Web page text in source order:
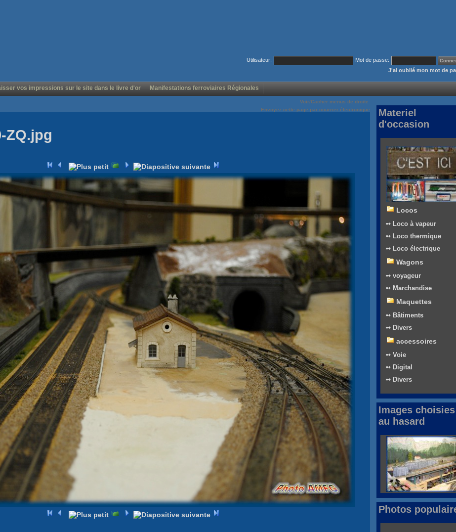
Utilisateur:
Mot de passe:
J'ai oublié mon mot de
vos impressions sur le site dans le livre d'or Manifestations ferroviaires Régionales
Voir/Cacher menus de droite
Envoyez cette page par courrier électronique
ZQ.jpg
Materiel
d'occasion
Locos
➻ Loco à vapeur
➻ Loco thermique
➻ Loco électrique
Wagons
➻ voyageur
➻ Marchandise
Maquettes
➻ Bâtiments
➻ Divers
accessoires
➻ Voie
➻ Digital
➻ Divers
Images choisies
au hasard
Photos